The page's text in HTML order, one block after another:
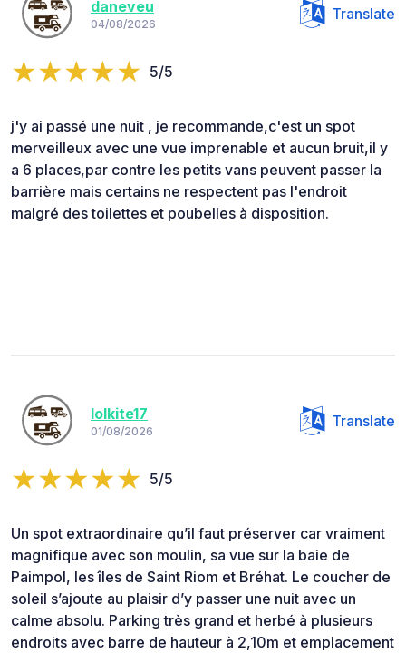
daneveu
04/08/2026
Translate
5/5
j'y ai passé une nuit , je recommande,c'est un spot
merveilleux avec une vue imprenable et aucun bruit,il y
a 6 places,par contre les petits vans peuvent passer la
barrière mais certains ne respectent pas l'endroit
malgré des toilettes et poubelles à disposition.
lolkite17
01/08/2026
Translate
5/5
Un spot extraordinaire qu’il faut préserver car vraiment
magnifique avec son moulin, sa vue sur la baie de
Paimpol, les îles de Saint Riom et Bréhat. Le coucher de
soleil s’ajoute au plaisir d’y passer une nuit avec un
calme absolu. Parking très grand et herbé à plusieurs
endroits avec barre de hauteur à 2,10m et emplacement